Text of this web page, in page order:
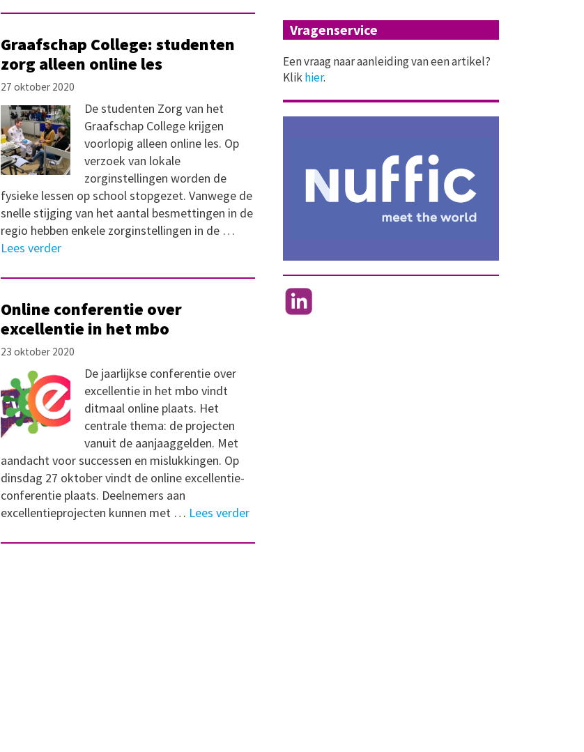
Graafschap College: studenten
zorg alleen online les
27 oktober 2020
De studenten Zorg van het
Graafschap College krijgen
voorlopig alleen online les. Op
verzoek van lokale
zorginstellingen worden de
fysieke lessen op school stopgezet. Vanwege de
snelle stijging van het aantal besmettingen in de
regio hebben enkele zorginstellingen in de …
Lees verder
Online conferentie over
excellentie in het mbo
23 oktober 2020
De jaarlijkse conferentie over
excellentie in het mbo vindt
ditmaal online plaats. Het
centrale thema: de projecten
vanuit de aanjaaggelden. Met
aandacht voor successen en mislukkingen. Op
dinsdag 27 oktober vindt de online excellentie-
conferentie plaats. Deelnemers aan
excellentieprojecten kunnen met … Lees verder
Vragenservice
Een vraag naar aanleiding van een artikel?
Klikhier.